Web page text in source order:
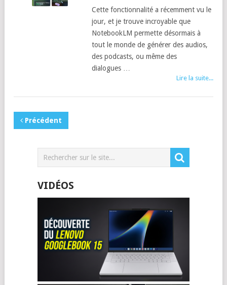
Cette fonctionnalité a récemment vu le
jour, et je trouve incroyable que
NotebookLM permette désormais à
tout le monde de générer des audios,
des podcasts, ou même des
dialogues …
Lire la suite...
Précédent
VIDÉOS